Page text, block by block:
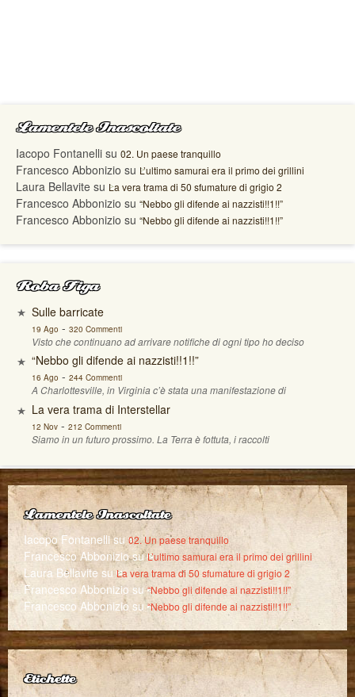
Lamentele Inascoltate
Iacopo Fontanelli su 02. Un paese tranquillo
Francesco Abbonizio su L’ultimo samurai era il primo dei grillini
Laura Bellavite su La vera trama di 50 sfumature di grigio 2
Francesco Abbonizio su “Nebbo gli difende ai nazzisti!!1!!”
Francesco Abbonizio su “Nebbo gli difende ai nazzisti!!1!!”
Roba Figa
Sulle barricate
19 Ago - 320 Commenti
Visto che continuano ad arrivare notifiche di ogni tipo ho deciso
“Nebbo gli difende ai nazzisti!!1!!”
16 Ago - 244 Commenti
A Charlottesville, in Virginia c’è stata una manifestazione di
La vera trama di Interstellar
12 Nov- 212 Commenti
Siamo in un futuro prossimo. La Terra è fottuta, i raccolti
Lamentele Inascoltate
Iacopo Fontanellisu02. Un paese tranquillo
Francesco AbboniziosuL’ultimo samurai era il primo dei grillini
Laura Bellavite su La vera trama di 50 sfumature di grigio 2
Francesco Abbonizio su“Nebbo gli difende ai nazzisti!!1!!”
Francesco Abbonizio su“Nebbo gli difende ai nazzisti!!1!!”
Etichette